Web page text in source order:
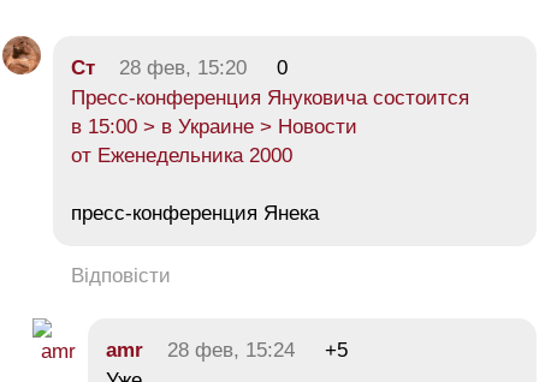
Ст 28 фев, 15:20
0
Пресс-конференция Януковича состоится
в 15:00 > в Украине > Новости
от Еженедельника 2000
пресс-конференция Янека
Відповісти
amr 28 фев, 15:24
+5